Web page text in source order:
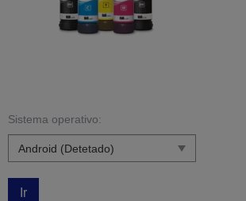
Sistema operativo:
Ir